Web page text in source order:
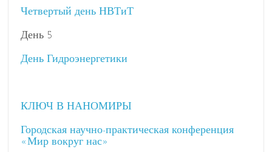
Четвертый день НВТиТ
День 5
День Гидроэнергетики
КЛЮЧ В НАНОМИРЫ
Городская научно-практическая конференция
«Мир вокруг нас»